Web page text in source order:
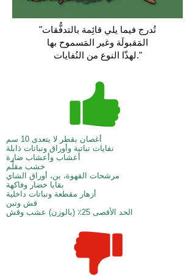
"تُدرج فيما يلي قائِمة بالتدفُّقات
المَقبولَة وغير المَسموح بها
لهذّا النوع من النُفايات."
أغصان بقطر لا يتعدى 10 سم
نفايات نباتية وأوراق ونباتات ذابلة
أعشاب وأعشاب ضارة
خشب مقلّم
مرشحات القهوة، بن، أوراق الشاي
بقايا خضار وفاكهة
أزهار مقطعة ونباتات داخلية
قش وتبن
الحد الأقصى 25٪ (بالوزن) عشب وقش